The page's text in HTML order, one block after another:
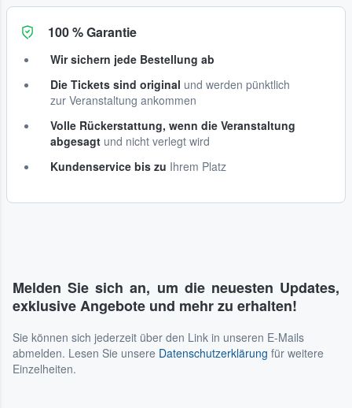
100 % Garantie
Wir sichern jede Bestellung ab
Die Tickets sind original und werden pünktlich
zur Veranstaltung ankommen
Volle Rückerstattung, wenn die Veranstaltung
abgesagt und nicht verlegt wird
Kundenservice bis zu Ihrem Platz
Melden Sie sich an, um die neuesten Updates,
exklusive Angebote und mehr zu erhalten!
Sie können sich jederzeit über den Link in unseren E-Mails
abmelden. Lesen Sie unsere Datenschutzerklärung für weitere
Einzelheiten.